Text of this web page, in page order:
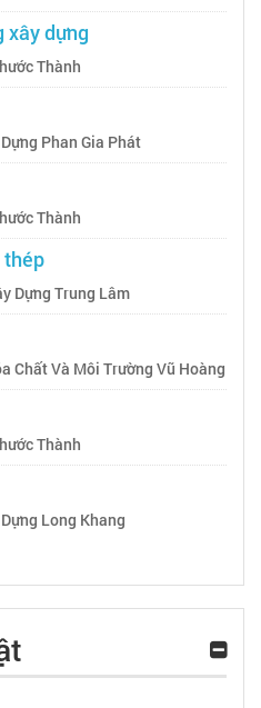
xây dựng
Thành
Phan Gia Phát
Thành
thép
Dựng Trung Lâm
Chất Và Môi Trường Vũ Hoàng
Thành
Long Khang